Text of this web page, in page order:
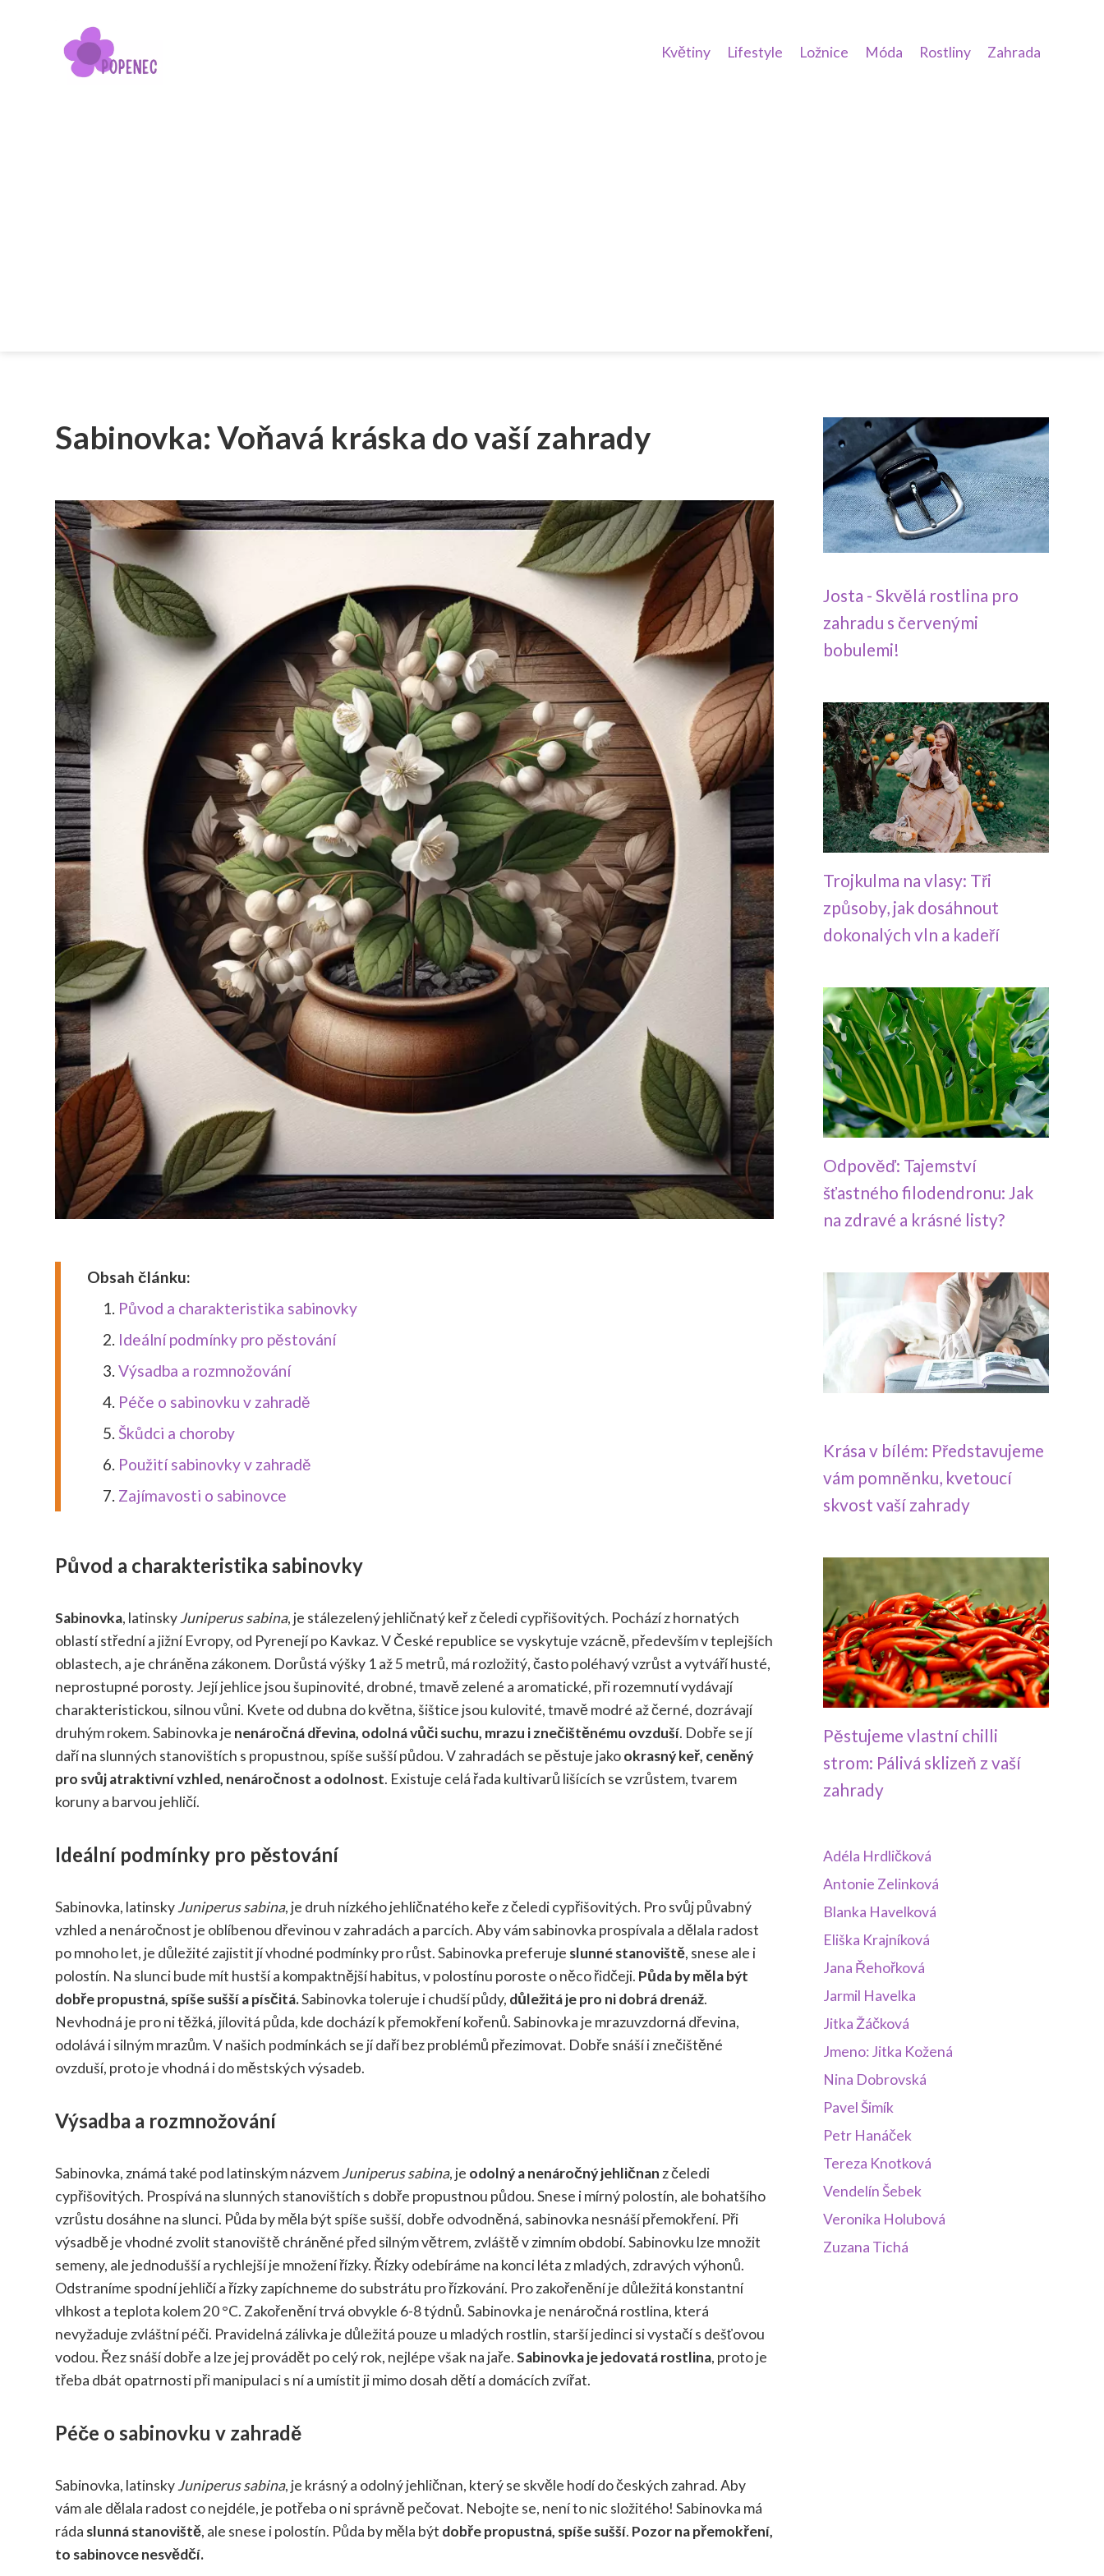
Květiny Lifestyle Ložnice Móda Rostliny Zahrada
Sabinovka: Voňavá kráska do vaší zahrady
Obsah článku:
Původ a charakteristika sabinovky
Ideální podmínky pro pěstování
Výsadba a rozmnožování
Péče o sabinovku v zahradě
Škůdci a choroby
Použití sabinovky v zahradě
Zajímavosti o sabinovce
Původ a charakteristika sabinovky
Sabinovka, latinskyJuniperus sabina, je stálezelený jehličnatý keř z čeledi cypřišovitých. Pochází z hornatých
oblastí střední a jižní Evropy, od Pyrenejí po Kavkaz. V České republice se vyskytuje vzácně, především v teplejších
oblastech, a je chráněna zákonem. Dorůstá výšky 1 až 5 metrů, má rozložitý, často poléhavý vzrůst a vytváří husté,
neprostupné porosty. Její jehlice jsou šupinovité, drobné, tmavě zelené a aromatické, při rozemnutí vydávají
charakteristickou, silnou vůni. Kvete od dubna do května, šištice jsou kulovité, tmavě modré až černé, dozrávají
druhým rokem. Sabinovka je nenáročná dřevina, odolná vůči suchu, mrazu i znečištěnému ovzduší. Dobře se jí
daří na slunných stanovištích s propustnou, spíše sušší půdou. V zahradách se pěstuje jakookrasný keř, ceněný
pro svůj atraktivní vzhled, nenáročnost a odolnost. Existuje celá řada kultivarů lišících se vzrůstem, tvarem
koruny a barvou jehličí.
Ideální podmínky pro pěstování
Sabinovka, latinskyJuniperus sabina, je druh nízkého jehličnatého keře z čeledi cypřišovitých. Pro svůj půvabný
vzhled a nenáročnost je oblíbenou dřevinou v zahradách a parcích. Aby vám sabinovka prospívala a dělala radost
po mnoho let, je důležité zajistit jí vhodné podmínky pro růst. Sabinovka preferuje slunné stanoviště, snese ale i
polostín. Na slunci bude mít hustší a kompaktnější habitus, v polostínu poroste o něco řidčeji. Půda by měla být
dobře propustná, spíše sušší a písčitá.Sabinovka toleruje i chudší půdy, důležitá je pro ni dobrá drenáž.
Nevhodná je pro ni těžká, jílovitá půda, kde dochází k přemokření kořenů. Sabinovka je mrazuvzdorná dřevina,
odolává i silným mrazům. V našich podmínkách se jí daří bez problémů přezimovat. Dobře snáší i znečištěné
ovzduší, proto je vhodná i do městských výsadeb.
Výsadba a rozmnožování
Sabinovka, známá také pod latinským názvemJuniperus sabina, je odolný a nenáročný jehličnan z čeledi
cypřišovitých. Prospívá na slunných stanovištích s dobře propustnou půdou. Snese i mírný polostín, ale bohatšího
vzrůstu dosáhne na slunci. Půda by měla být spíše sušší, dobře odvodněná, sabinovka nesnáší přemokření. Při
výsadbě je vhodné zvolit stanoviště chráněné před silným větrem, zvláště v zimním období. Sabinovku lze množit
semeny, ale jednodušší a rychlejší je množení řízky. Řízky odebíráme na konci léta z mladých, zdravých výhonů.
Odstraníme spodní jehličí a řízky zapíchneme do substrátu pro řízkování. Pro zakořenění je důležitá konstantní
vlhkost a teplota kolem 20 °C. Zakořenění trvá obvykle 6-8 týdnů. Sabinovka je nenáročná rostlina, která
nevyžaduje zvláštní péči. Pravidelná zálivka je důležitá pouze u mladých rostlin, starší jedinci si vystačí s dešťovou
vodou. Řez snáší dobře a lze jej provádět po celý rok, nejlépe však na jaře.Sabinovka je jedovatá rostlina, proto je
třeba dbát opatrnosti při manipulaci s ní a umístit ji mimo dosah dětí a domácích zvířat.
Péče o sabinovku v zahradě
Sabinovka, latinskyJuniperus sabina, je krásný a odolný jehličnan, který se skvěle hodí do českých zahrad. Aby
vám ale dělala radost co nejdéle, je potřeba o ni správně pečovat. Nebojte se, není to nic složitého! Sabinovka má
ráda slunná stanoviště, ale snese i polostín. Půda by měla být dobře propustná, spíše sušší. Pozor na přemokření,
to sabinovce nesvědčí.
Josta - Skvělá rostlina pro
zahradu s červenými
bobulemi!
Trojkulma na vlasy: Tři
způsoby, jak dosáhnout
dokonalých vln a kadeří
Odpověď: Tajemství
šťastného filodendronu: Jak
na zdravé a krásné listy?
Krása v bílém: Představujeme
vám pomněnku, kvetoucí
skvost vaší zahrady
Pěstujeme vlastní chilli
strom: Pálivá sklizeň z vaší
zahrady
Adéla Hrdličková
Antonie Zelinková
Blanka Havelková
Eliška Krajníková
Jana Řehořková
Jarmil Havelka
Jitka Žáčková
Jmeno: Jitka Kožená
Nina Dobrovská
Pavel Šimík
Petr Hanáček
Tereza Knotková
Vendelín Šebek
Veronika Holubová
Zuzana Tichá